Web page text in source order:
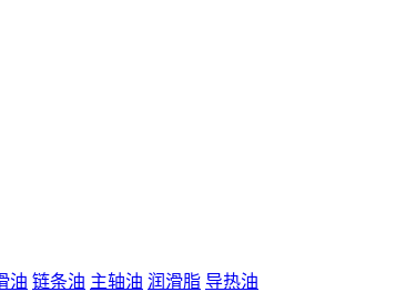
油 链条油 主轴油 润滑脂 导热油